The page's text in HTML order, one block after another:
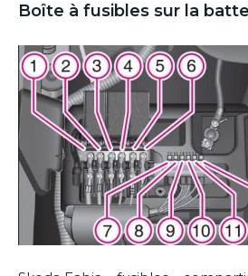
Boîte à fusibles sur la